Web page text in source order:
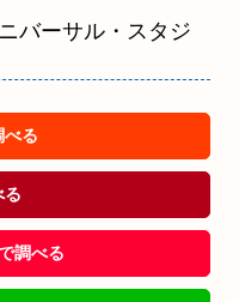
バーサル・スタジ
べる
る
調べる